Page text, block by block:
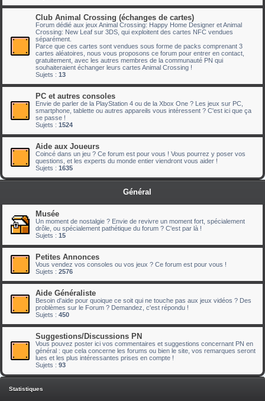
Club Animal Crossing (échanges de cartes)
Forum dédié aux jeux Animal Crossing: Happy Home Designer et Animal
Crossing: New Leaf sur 3DS, qui exploitent des cartes NFC vendues
séparément.
Parce que ces cartes sont vendues sous forme de packs comprenant 3
cartes aléatoires, nous vous proposons ce forum pour entrer en contact,
gratuitement, avec les autres membres de la communauté PN qui
souhaiteraient échanger leurs cartes Animal Crossing !
Sujets : 13
PC et autres consoles
Envie de parler de la PlayStation 4 ou de la Xbox One ? Les jeux sur PC,
smartphone, tablette ou autres appareils vous intéressent ? C'est ici que ça
se passe !
Sujets : 1524
Aide aux Joueurs
Coincé dans un jeu ? Ce forum est pour vous ! Vous pourrez y poser vos
questions, et les experts du monde entier viendront vous aider !
Sujets : 1635
Général
Musée
Un moment de nostalgie ? Envie de revivre un moment fort, spécialement
drôle, ou spécialement pathétique du forum ? C'est par là !
Sujets : 15
Petites Annonces
Vous vendez vos consoles ou vos jeux ? Ce forum est pour vous !
Sujets : 2576
Aide Généraliste
Besoin d'aide pour quoique ce soit qui ne touche pas aux jeux vidéos ? Des
problèmes sur le Forum ? Demandez, c'est répondu !
Sujets : 450
Suggestions/Discussions PN
Vous pouvez poster ici vos commentaires et suggestions concernant PN en
général : que cela concerne les forums ou bien le site, vos remarques seront
lues et les plus intéressantes prises en compte !
Sujets : 93
Statistiques